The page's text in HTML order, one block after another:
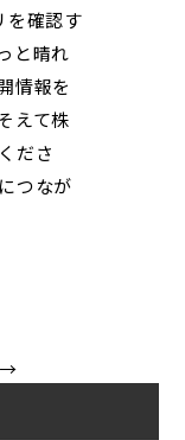
を確認す
と晴れ
情報を
えて株
ださ
つなが
→